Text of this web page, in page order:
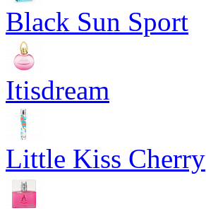
Black Sun Sport
Itisdream
Little Kiss Cherry